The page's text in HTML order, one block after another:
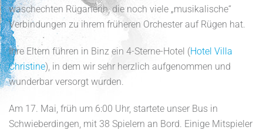
waschechten Rüganerin, die noch viele „musikalische“
Verbindungen zu ihrem früheren Orchester auf Rügen hat.
Ihre Eltern führen in Binz ein 4-Sterne-Hotel (Hotel Villa
Christine), in dem wir sehr herzlich aufgenommen und
wunderbar versorgt wurden.
Am 17. Mai, früh um 6:00 Uhr, startete unser Bus in
Schwieberdingen, mit 38 Spielern an Bord. Einige Mitspieler